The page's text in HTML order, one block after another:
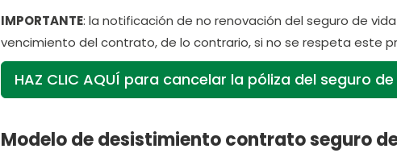
IMPORTANTE: la notificación de no renovación del seguro de
vencimiento del contrato, de lo contrario, si no se respeta este
HAZ CLIC AQUÍ para cancelar la póliza del seguro
Modelo de desistimiento contrato seguro